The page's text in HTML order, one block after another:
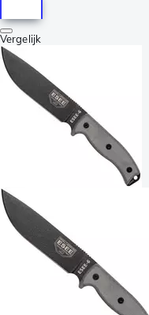
Vergelijk